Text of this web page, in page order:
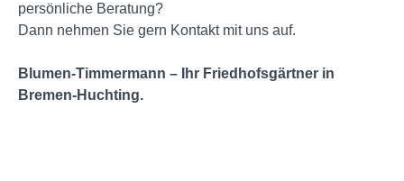
persönliche Beratung?
Dann nehmen Sie gern Kontakt mit uns auf.
Blumen-Timmermann – Ihr Friedhofsgärtner in
Bremen-Huchting.